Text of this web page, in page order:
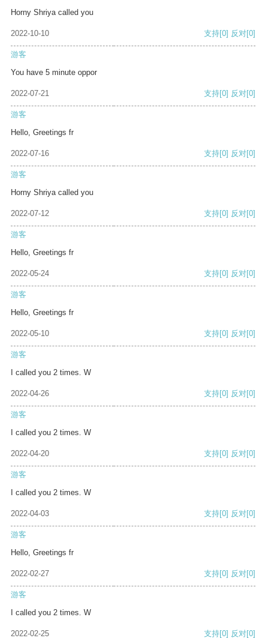
Horny Shriya called you
2022-10-10 支持[0] 反对[0]
游客
You have 5 minute oppor
2022-07-21 支持[0] 反对[0]
游客
Hello, Greetings fr
2022-07-16 支持[0] 反对[0]
游客
Horny Shriya called you
2022-07-12 支持[0] 反对[0]
游客
Hello, Greetings fr
2022-05-24 支持[0] 反对[0]
游客
Hello, Greetings fr
2022-05-10 支持[0] 反对[0]
游客
I called you 2 times. W
2022-04-26 支持[0] 反对[0]
游客
I called you 2 times. W
2022-04-20 支持[0] 反对[0]
游客
I called you 2 times. W
2022-04-03 支持[0] 反对[0]
游客
Hello, Greetings fr
2022-02-27 支持[0] 反对[0]
游客
I called you 2 times. W
2022-02-25 支持[0] 反对[0]